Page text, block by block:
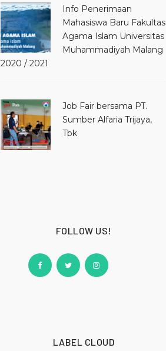
Info Penerimaan
Mahasiswa Baru Fakultas
Agama Islam Universitas
Muhammadiyah Malang
2020 / 2021
Job Fair bersama PT.
Sumber Alfaria Trijaya,
Tbk
FOLLOW US!
LABEL CLOUD